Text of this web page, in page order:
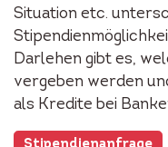
Situation etc.
Darlehen gibt es,
vergeben werden
als Kredite bei